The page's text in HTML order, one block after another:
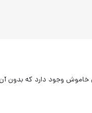
خاموش وجود دارد که بدون